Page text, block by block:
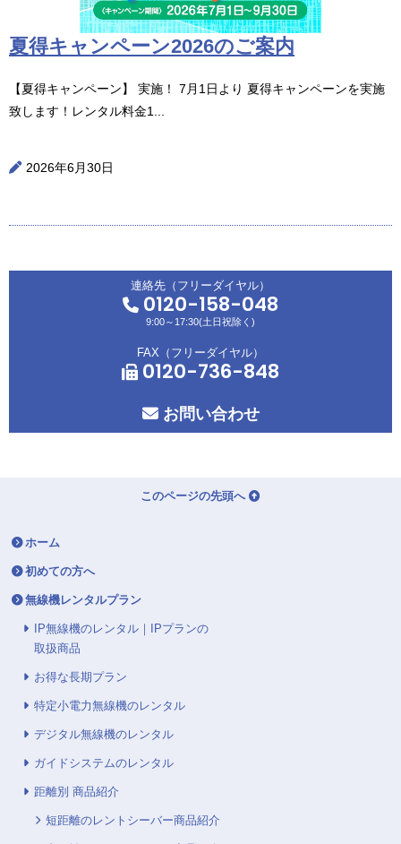
夏得キャンペーン2026のご案内
【夏得キャンペーン】 実施！ 7月1日より 夏得キャンペーンを実施
致します！レンタル料金1...
2026年6月30日
連絡先（フリーダイヤル）
0120-158-048
9:00～17:30(土日祝除く)
FAX（フリーダイヤル）
0120-736-848
お問い合わせ
このページの先頭へ
ホーム
初めての方へ
無線機レンタルプラン
IP無線機のレンタル｜IPプランの
取扱商品
お得な長期プラン
特定小電力無線機のレンタル
デジタル無線機のレンタル
ガイドシステムのレンタル
距離別 商品紹介
短距離のレントシーバー商品紹介